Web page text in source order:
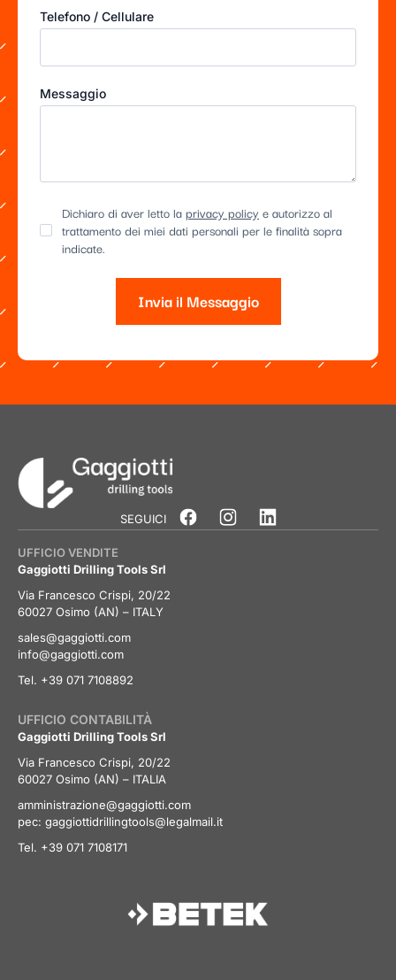
Telefono / Cellulare
Messaggio
Dichiaro di aver letto laprivacy policy e autorizzo al
trattamento dei miei dati personali per le finalità sopra
indicate.
Invia il Messaggio
SEGUICI
UFFICIO VENDITE
Gaggiotti Drilling Tools Srl
Via Francesco Crispi, 20/22
60027 Osimo (AN) – ITALY
sales@gaggiotti.com
info@gaggiotti.com
Tel. +39 071 7108892
UFFICIO CONTABILITÀ
Gaggiotti Drilling Tools Srl
Via Francesco Crispi, 20/22
60027 Osimo (AN) – ITALIA
amministrazione@gaggiotti.com
pec: gaggiottidrillingtools@legalmail.it
Tel. +39 071 7108171